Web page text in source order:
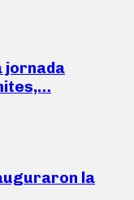
jornada
la